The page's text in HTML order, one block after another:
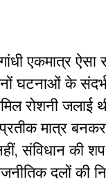
एकमात्र
घटनाओं के
रोशनी जलाई
मात्र
संविधान की
दलों की